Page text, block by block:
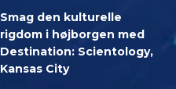
Smag den kulturelle
rigdom i højborgen med
Destination: Scientology,
Kansas City